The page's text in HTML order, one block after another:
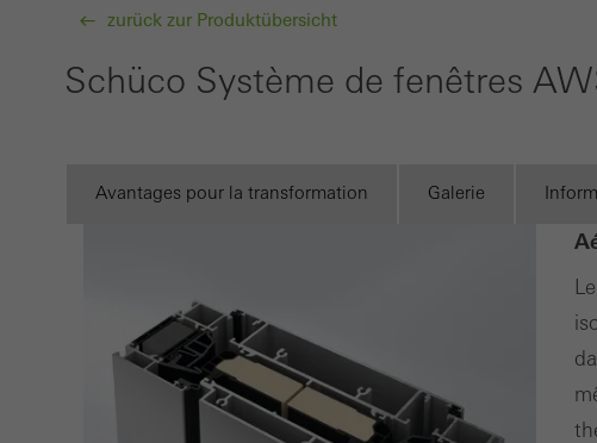
zurück zur Produktübersicht
Schüco Système de fenêtres
Avantages pour la transformation Galerie
cookies
´utilisateur.
Marketing /
sites web.
de la